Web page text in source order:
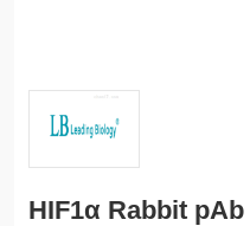
HIF1α Rabbit pAb